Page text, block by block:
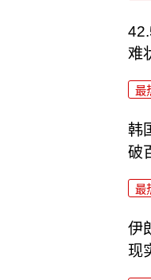
难
最
韩
破
最
伊
现